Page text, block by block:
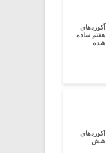
آکوردهای
هفتم ساده
شده
آکوردهای
شش